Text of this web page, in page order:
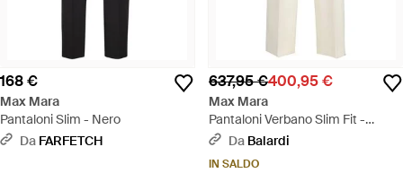
168 €
Max Mara
Pantaloni Slim - Nero
Da FARFETCH
637,95 €400,95 €
Max Mara
Pantaloni Verbano Slim Fit -
Bianco
Da Balardi
IN SALDO